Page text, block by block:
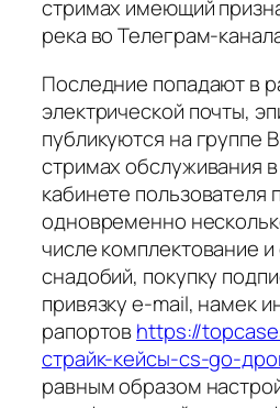
стримах имеющий
река во Телеграм-
Последние попадают в
электрической почты,
публикуются на группе
стримах обслуживания
кабинете пользователя
одновременно
числе комплектование
снадобий, покупку
привязку e-mail, намек
рапортовhttps://
страйк-кейсы-cs-go-
равным образом